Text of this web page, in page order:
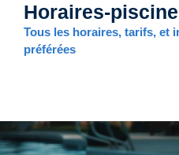
Aller
contenu
Horaires-
Tous les horaires, tarifs, et
préférées